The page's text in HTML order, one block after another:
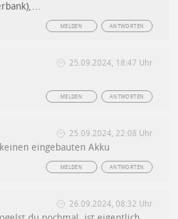
ANTWORTEN
MELDEN
25.09.2024, 18:47 Uhr
ANTWORTEN
MELDEN
25.09.2024, 22:08 Uhr
eingebauten Akku
ANTWORTEN
MELDEN
26.09.2024, 08:32 Uhr